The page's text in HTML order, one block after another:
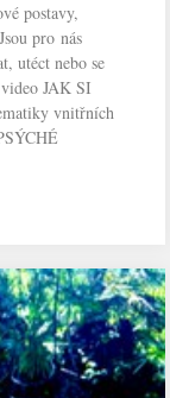
postavy,
pro nás
utéct nebo se
JAK SI
vnitřních